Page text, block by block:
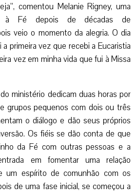
comentou Melanie Rigney, uma
à Fé depois de décadas de
veio o momento da alegria. O dia
primeira vez que recebi a Eucaristia
vez em minha vida que fui à Missa
ministério dedicam duas horas por
grupos pequenos com dois ou três
o diálogo e dão seus próprios
Os fiéis se dão conta de que
da Fé com outras pessoas e a
em fomentar uma relação
um espírito de comunhão com os
de uma fase inicial, se começou a